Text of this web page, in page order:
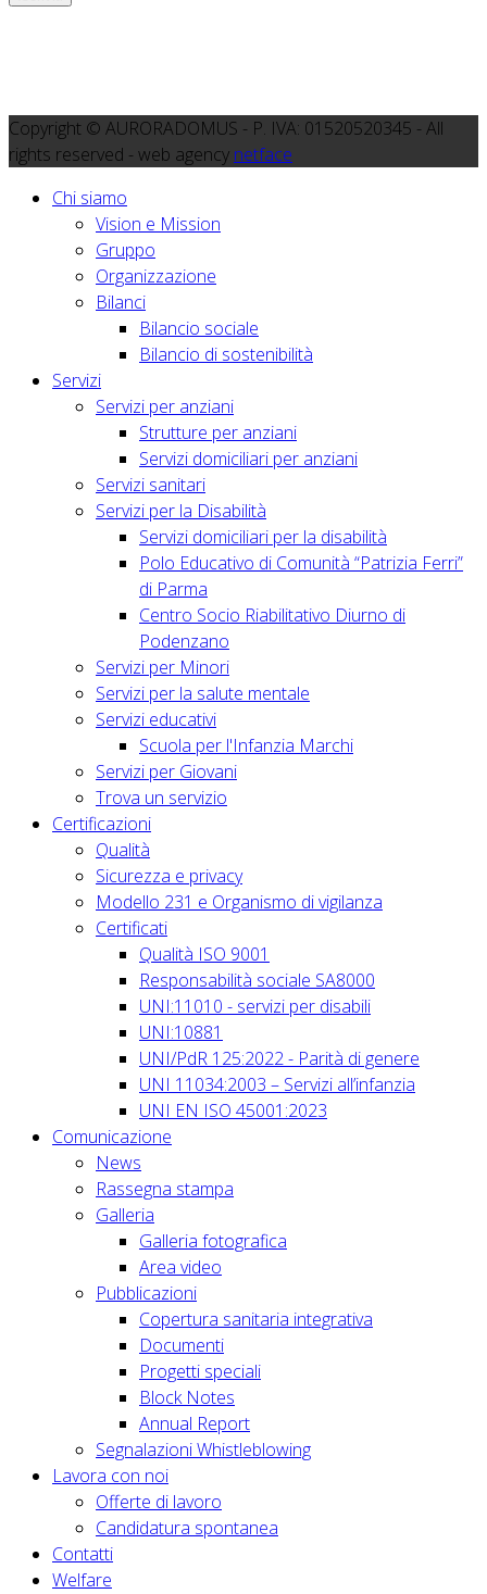
Copyright © AURORADOMUS - P. IVA: 01520520345 - All
rights reserved - web agency netface
Chi siamo
Vision e Mission
Gruppo
Organizzazione
Bilanci
Bilancio sociale
Bilancio di sostenibilità
Servizi
Servizi per anziani
Strutture per anziani
Servizi domiciliari per anziani
Servizi sanitari
Servizi per la Disabilità
Servizi domiciliari per la disabilità
Polo Educativo di Comunità “Patrizia Ferri”
di Parma
Centro Socio Riabilitativo Diurno di
Podenzano
Servizi per Minori
Servizi per la salute mentale
Servizi educativi
Scuola per l'Infanzia Marchi
Servizi per Giovani
Trova un servizio
Certificazioni
Qualità
Sicurezza e privacy
Modello 231 e Organismo di vigilanza
Certificati
Qualità ISO 9001
Responsabilità sociale SA8000
UNI:11010 - servizi per disabili
UNI:10881
UNI/PdR 125:2022 - Parità di genere
UNI 11034:2003 – Servizi all’infanzia
UNI EN ISO 45001:2023
Comunicazione
News
Rassegna stampa
Galleria
Galleria fotografica
Area video
Pubblicazioni
Copertura sanitaria integrativa
Documenti
Progetti speciali
Block Notes
Annual Report
Segnalazioni Whistleblowing
Lavora con noi
Offerte di lavoro
Candidatura spontanea
Contatti
Welfare